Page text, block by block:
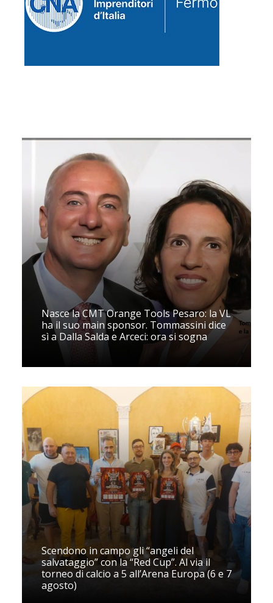
Nasce la CMT Orange Tools Pesaro: la VL
ha il suo main sponsor. Tommassini dice
sì a Dalla Salda e Arceci: ora si sogna
Scendono in campo gli “angeli del
salvataggio” con la “Red Cup”. Al via il
torneo di calcio a 5 all’Arena Europa (6 e 7
agosto)